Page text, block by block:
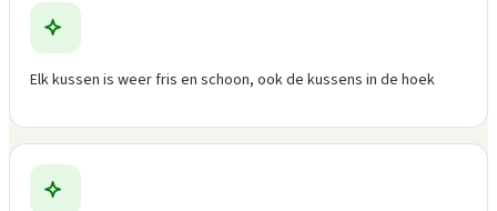
Elk kussen is weer fris en schoon, ook de kussens in de hoek